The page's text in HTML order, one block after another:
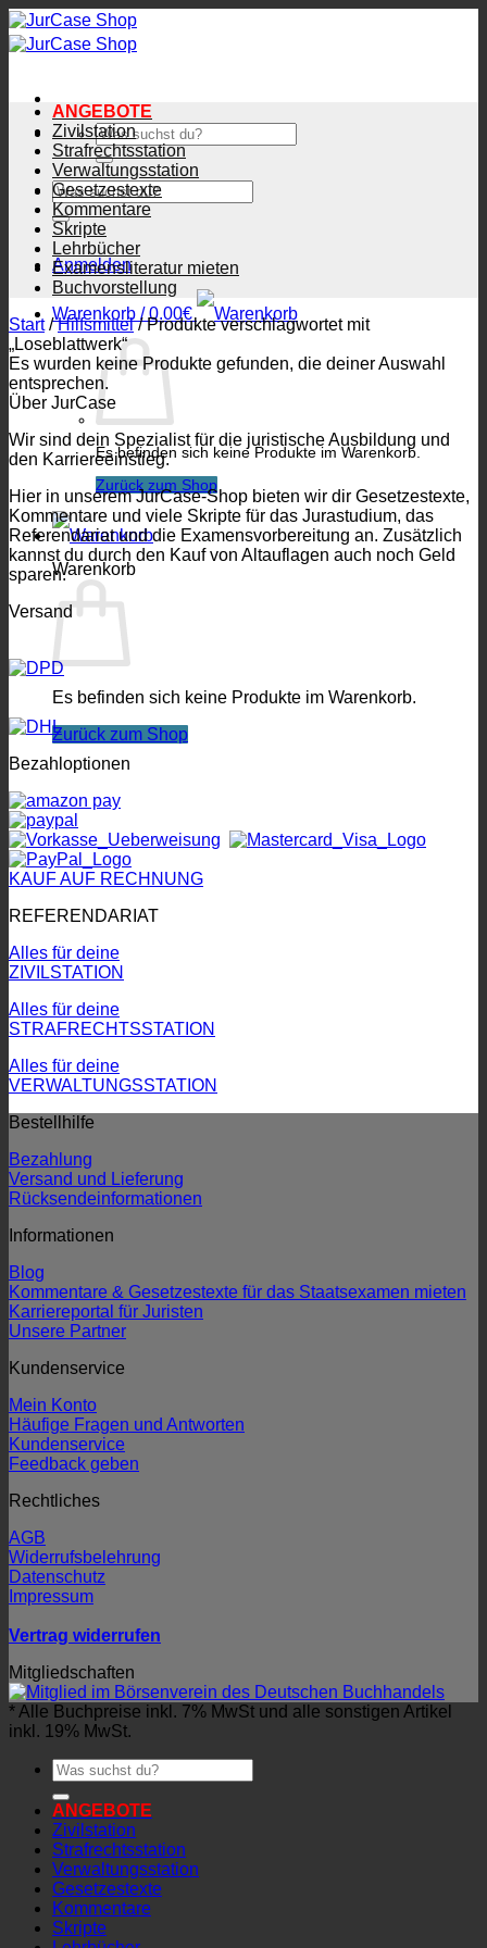
Zum
Inhalt
springen
Suchen
nach:
Suchen
nach:
Anmelden
Warenkorb /0.00€
Es befinden sich keine Produkte im Warenkorb.
Zurück zum Shop
Warenkorb
Es befinden sich keine Produkte im Warenkorb.
Zurück zum Shop
ANGEBOTE
Zivilstation
Strafrechtsstation
Verwaltungsstation
Gesetzestexte
Kommentare
Skripte
Lehrbücher
Examensliteratur mieten
Buchvorstellung
Start / Hilfsmittel /Produkte verschlagwortet mit
„Loseblattwerk“
Es wurden keine Produkte gefunden, die deiner Auswahl
entsprechen.
Über JurCase
Wir sind dein Spezialist für die juristische Ausbildung und
den Karriereeinstieg.
Hier in unserem JurCase-Shop bieten wir dir Gesetzestexte,
Kommentare und viele Skripte für das Jurastudium, das
Referendariat und die Examensvorbereitung an. Zusätzlich
kannst du durch den Kauf von Altauflagen auch noch Geld
sparen.
Versand
Bezahloptionen
KAUF AUF RECHNUNG
REFERENDARIAT
Alles für deine
ZIVILSTATION
Alles für deine
STRAFRECHTSSTATION
Alles für deine
VERWALTUNGSSTATION
Bestellhilfe
Bezahlung
Versand und Lieferung
Rücksendeinformationen
Informationen
Blog
Kommentare & Gesetzestexte für das Staatsexamen mieten
Karriereportal für Juristen
Unsere Partner
Kundenservice
Mein Konto
Häufige Fragen und Antworten
Kundenservice
Feedback geben
Rechtliches
AGB
Widerrufsbelehrung
Datenschutz
Impressum
Vertrag widerrufen
Mitgliedschaften
* Alle Buchpreise inkl. 7% MwSt und alle sonstigen Artikel
inkl. 19% MwSt.
Suchen
nach:
ANGEBOTE
Zivilstation
Strafrechtsstation
Verwaltungsstation
Gesetzestexte
Kommentare
Skripte